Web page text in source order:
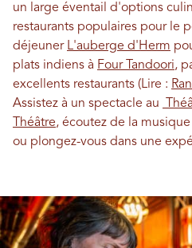
un large éventail d'options
restaurants populaires pour le
déjeuner L'auberge d'Herm
plats indiens à Four Tandoori,
excellents restaurants (Lire :
Assistez à un spectacle au
Théâtre, écoutez de la
ou plongez-vous dans une